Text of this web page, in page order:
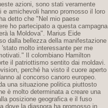
azioni, sono stati veramente
amichevoli hanno promosso il loro
detto che "Nel mio paese
ho partecipato a questa campagna
la Moldova". Marius Eide
dalla bellezza della manifestazione
molto interessante per me
Il colombiano Hamilton
il patriottismo sentito dai moldavi.
perché ha visto il cuore aperto
al concorso canoro europeo.
una situazione politica piuttosto
è molto determinata a creare una
posizione geografica e il fuso
dove la diaspora ha promosso in